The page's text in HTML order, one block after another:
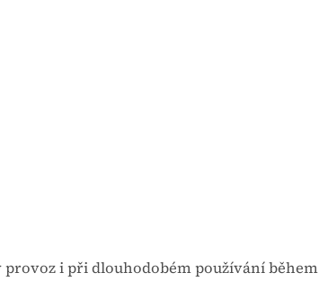
i při dlouhodobém používání během